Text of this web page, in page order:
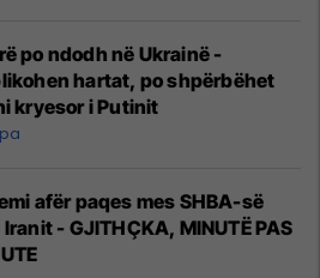
po ndodh në Ukrainë -
hartat, po shpërbëhet
kryesor i Putinit
afër paqes mes SHBA-së
- GJITHÇKA, MINUTË PAS